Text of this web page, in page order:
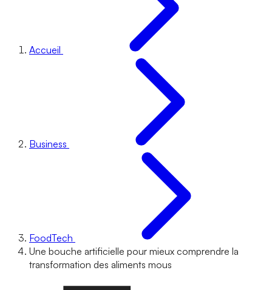
Accueil
Business
FoodTech
Une bouche artificielle pour mieux comprendre la
transformation des aliments mous